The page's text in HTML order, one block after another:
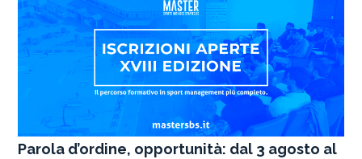
Parola d’ordine, opportunità: dal 3 agosto al